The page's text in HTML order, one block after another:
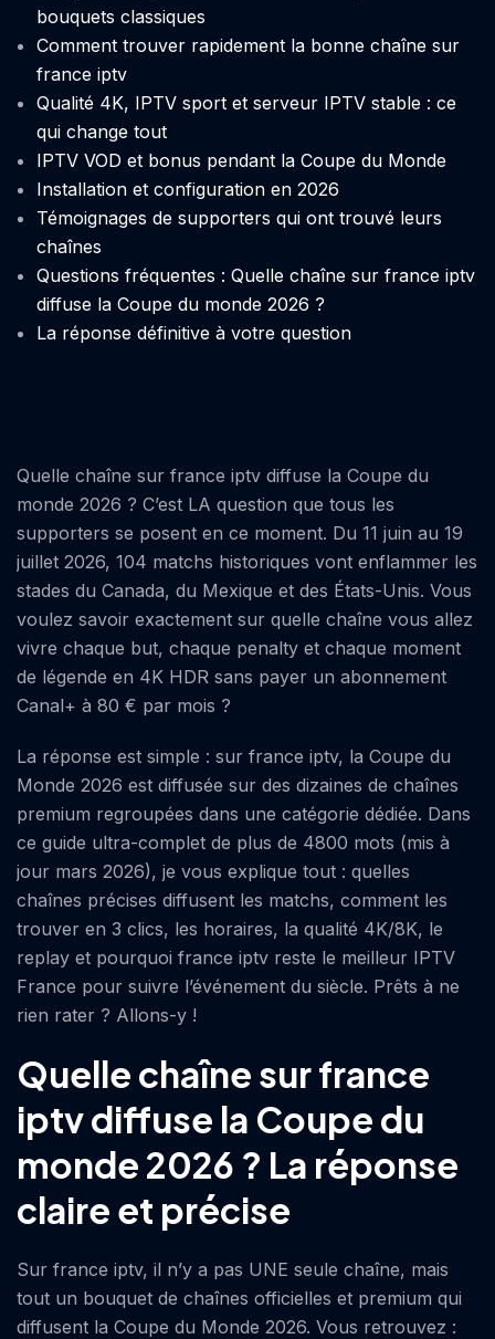
bouquets classiques
Comment trouver rapidement la bonne chaîne sur
france iptv
Qualité 4K, IPTV sport et serveur IPTV stable : ce
qui change tout
IPTV VOD et bonus pendant la Coupe du Monde
Installation et configuration en 2026
Témoignages de supporters qui ont trouvé leurs
chaînes
Questions fréquentes : Quelle chaîne sur france iptv
diffuse la Coupe du monde 2026 ?
La réponse définitive à votre question
Quelle chaîne sur france iptv diffuse la Coupe du
monde 2026 ? C’est LA question que tous les
supporters se posent en ce moment. Du 11 juin au 19
juillet 2026, 104 matchs historiques vont enflammer les
stades du Canada, du Mexique et des États-Unis. Vous
voulez savoir exactement sur quelle chaîne vous allez
vivre chaque but, chaque penalty et chaque moment
de légende en 4K HDR sans payer un abonnement
Canal+ à 80 € par mois ?
La réponse est simple : sur france iptv, la Coupe du
Monde 2026 est diffusée sur des dizaines de chaînes
premium regroupées dans une catégorie dédiée. Dans
ce guide ultra-complet de plus de 4800 mots (mis à
jour mars 2026), je vous explique tout : quelles
chaînes précises diffusent les matchs, comment les
trouver en 3 clics, les horaires, la qualité 4K/8K, le
replay et pourquoi france iptv reste le meilleur IPTV
France pour suivre l’événement du siècle. Prêts à ne
rien rater ? Allons-y !
Quelle chaîne sur france
iptv diffuse la Coupe du
monde 2026 ? La réponse
claire et précise
Sur france iptv, il n’y a pas UNE seule chaîne, mais
tout un bouquet de chaînes officielles et premium qui
diffusent la Coupe du Monde 2026. Vous retrouvez :